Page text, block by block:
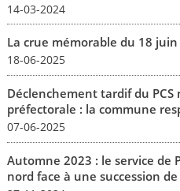
14-03-2024
La crue mémorable du 18 juin
18-06-2025
Déclenchement tardif du
préfectorale : la commune
07-06-2025
Automne 2023 : le service de
nord face à une succession